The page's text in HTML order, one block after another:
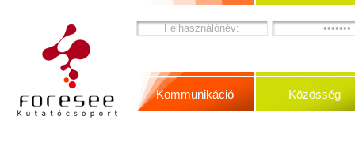
Kommunikáció Közösség